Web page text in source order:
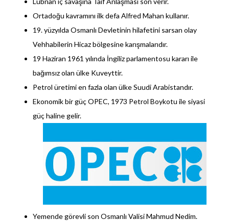
Ortadoğu kavramını ilk defa Alfred Mahan kullanır.
19. yüzyılda Osmanlı Devletinin hilafetini sarsan olay
Vehhabilerin Hicaz bölgesine karışmalarıdır.
19 Haziran 1961 yılında İngiliz parlamentosu kararı ile
bağımsız olan ülke Kuveyttir.
Petrol üretimi en fazla olan ülke Suudi Arabistandır.
Ekonomik bir güç OPEC, 1973 Petrol Boykotu ile siyasi
güç haline gelir.
Yemende görevli son Osmanlı Valisi Mahmud Nedim.